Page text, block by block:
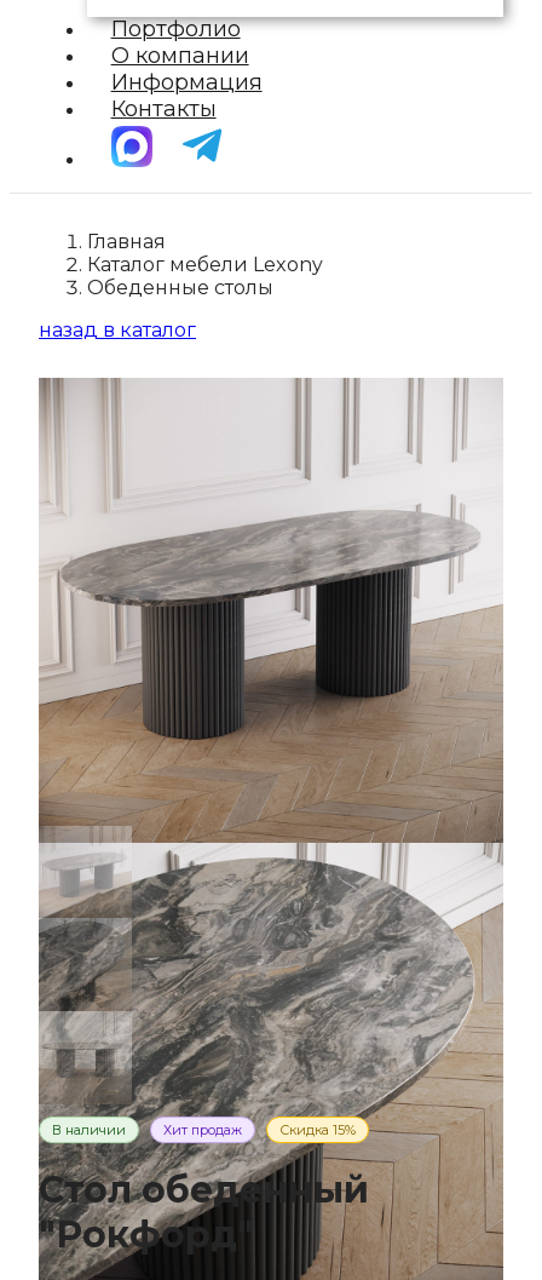
Портфолио
О компании
Информация
Контакты
Главная
Каталог мебели Lexony
Обеденные столы
назад в каталог
В наличии Хит продаж Скидка 15%
Стол обеденный
"Рокфорд"